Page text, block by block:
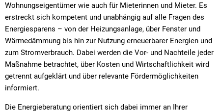
Wohnungseigentümer wie auch für Mieterinnen und Mieter. Es
erstreckt sich kompetent und unabhängig auf alle Fragen des
Energiesparens – von der Heizungsanlage, über Fenster und
Wärmedämmung bis hin zur Nutzung erneuerbarer Energien und
zum Stromverbrauch. Dabei werden die Vor- und Nachteile jeder
Maßnahme betrachtet, über Kosten und Wirtschaftlichkeit wird
getrennt aufgeklärt und über relevante Fördermöglichkeiten
informiert.
Die Energieberatung orientiert sich dabei immer an Ihrer